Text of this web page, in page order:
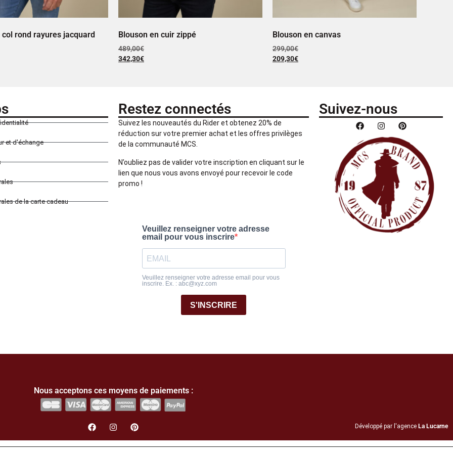
col rond rayures jacquard Blouson en cuir zippé
489,00€
342,30€
Blouson en canvas
299,00€
209,30€
et d'échange
de la carte cadeau
Restez connectés
Suivez les nouveautés du Rider et obtenez 20% de
réduction sur votre premier achat et les offres privilèges
de la communauté MCS.
N’oubliez pas de valider votre inscription en cliquant sur le
lien que nous vous avons envoyé pour recevoir le code
promo !
Veuillez renseigner votre adresse
email pour vous inscrire
Veuillez renseigner votre adresse email pour vous
inscrire. Ex. : abc@xyz.com
S'INSCRIRE
Suivez-nous
Nous acceptons ces moyens de paiements :
Développé par l'agence La Lucarne